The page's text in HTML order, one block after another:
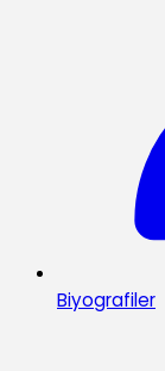
Biyografiler